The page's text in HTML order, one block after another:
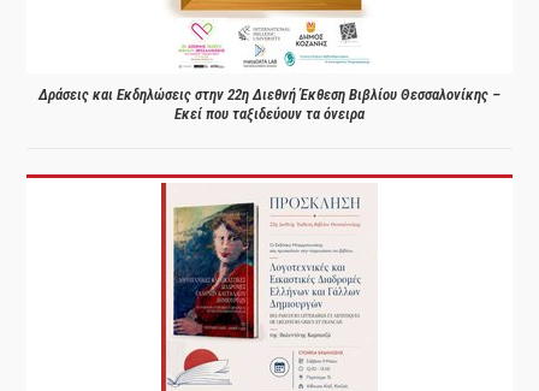
Δράσεις και Εκδηλώσεις στην 22η Διεθνή Έκθεση Βιβλίου Θεσσαλονίκης –
Εκεί που ταξιδεύουν τα όνειρα